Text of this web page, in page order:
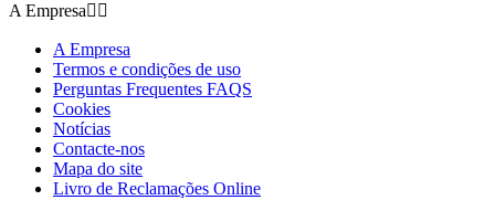
A Empresa 
A Empresa
Termos e condições de uso
Perguntas Frequentes FAQS
Cookies
Notícias
Contacte-nos
Mapa do site
Livro de Reclamações Online